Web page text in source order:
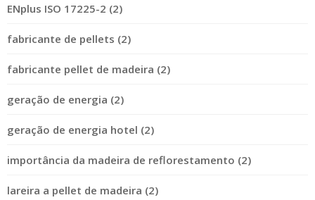
ENplus ISO 17225-2 (2)
fabricante de pellets (2)
fabricante pellet de madeira (2)
geração de energia (2)
geração de energia hotel (2)
importância da madeira de reflorestamento (2)
lareira a pellet de madeira (2)